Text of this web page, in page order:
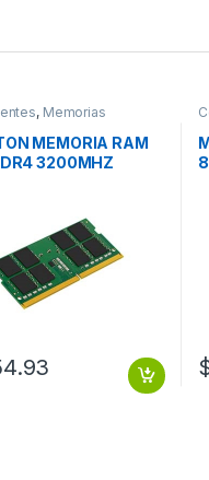
, Memorias
MEMORIA RAM
3200MHZ